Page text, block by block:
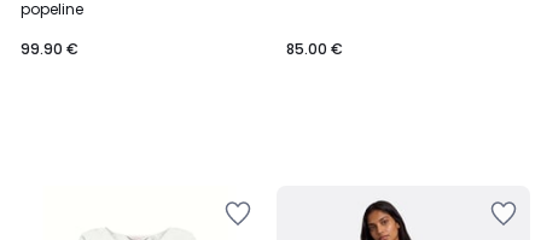
popeline
99.90 €
85.00 €